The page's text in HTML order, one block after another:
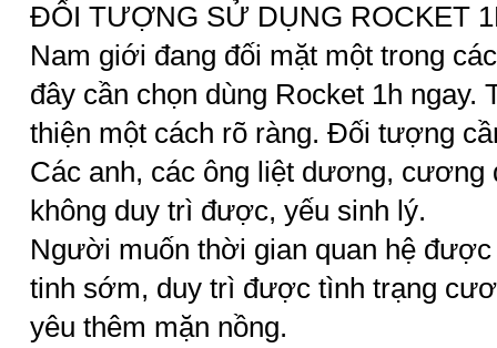
ĐỐI TƯỢNG SỬ DỤNG ROCKET
Nam giới đang đối mặt một trong
đây cần chọn dùng Rocket 1h ngay.
thiện một cách rõ ràng. Đối tượng
Các anh, các ông liệt dương,
không duy trì được, yếu sinh lý.
Người muốn thời gian quan hệ
tinh sớm, duy trì được tình trạng
yêu thêm mặn nồng.